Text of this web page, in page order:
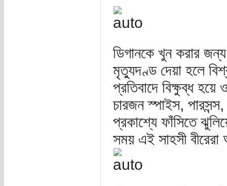
ডিগানকে খুন করার
মৃত্যুদণ্ড দেয়া হলে
প্রতিবাদে বিক্ষুব্ধ
চারজন স্পাইস,
প্রকাশ্যে ফাঁসিতে
সময় এই সাহসী বীরেরা